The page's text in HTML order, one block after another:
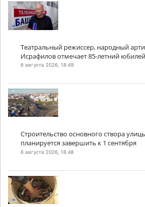
Театральный режиссер, народный
Исрафилов отмечает 85-летний юбилей
6 августа 2026, 18:49
Строительство основного створа
планируется завершить к 1 сентября
6 августа 2026, 18:48